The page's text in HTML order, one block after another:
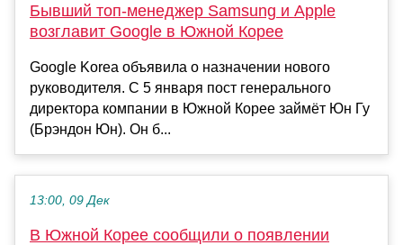
Бывший топ-менеджер Samsung и Apple
возглавит Google в Южной Корее
Google Korea объявила о назначении нового
руководителя. С 5 января пост генерального
директора компании в Южной Корее займёт Юн Гу
(Брэндон Юн). Он б...
13:00, 09 Дек
В Южной Корее сообщили о появлении